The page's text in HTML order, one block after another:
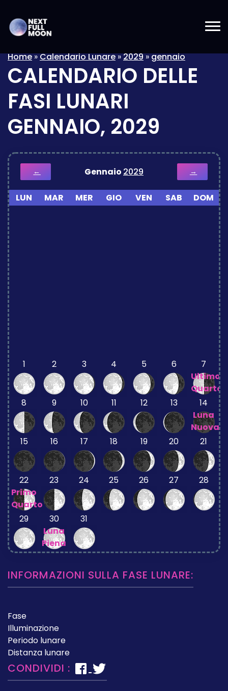
Home»Calendario Lunare»2029»gennaio
CALENDARIO DELLE
FASI LUNARI
GENNAIO, 2029
← Gennaio 2029 →
LUN MAR MER GIO VEN SAB DOM
1 2 3 4 5 6
7
Ultimo
Quarto
8
9 10 11 12 13
14
Luna
Nuova
15
16 17 18 19 20 21
22
Primo
Quarto
23 24 25 26 27 28
29
30
Luna
Piena
31
INFORMAZIONI SULLA FASE LUNARE:
Fase
Illuminazione
Periodo lunare
Distanza lunare
CONDIVIDI :